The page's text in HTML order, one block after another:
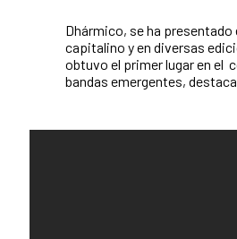
Dhármico, se ha
capitalino y en diversas
obtuvo el primer lugar en el
bandas emergentes,